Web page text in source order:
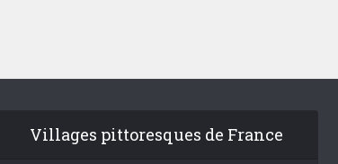
Villages pittoresques de France